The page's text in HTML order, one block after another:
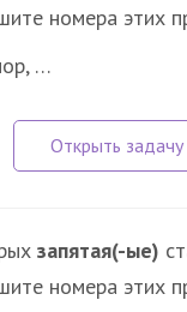
номера этих
…
запятая(-ые)
номера этих